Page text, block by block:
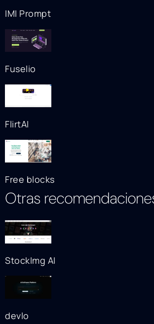
IMI Prompt
Fuselio
FlirtAI
Free blocks
Otras
StockImg AI
devlo